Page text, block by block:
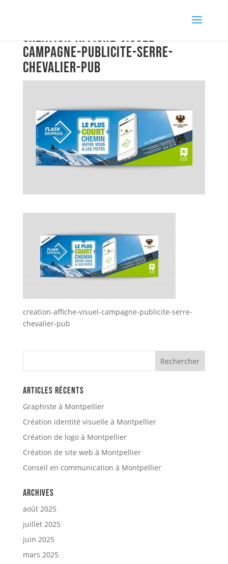
creation-affiche-visuel-
campagne-publicite-serre-
chevalier-pub
creation-affiche-visuel-campagne-publicite-serre-
chevalier-pub
Articles récents
Graphiste à Montpellier
Création identité visuelle à Montpellier
Création de logo à Montpellier
Création de site web à Montpellier
Conseil en communication à Montpellier
Archives
août 2025
juillet 2025
juin 2025
mars 2025